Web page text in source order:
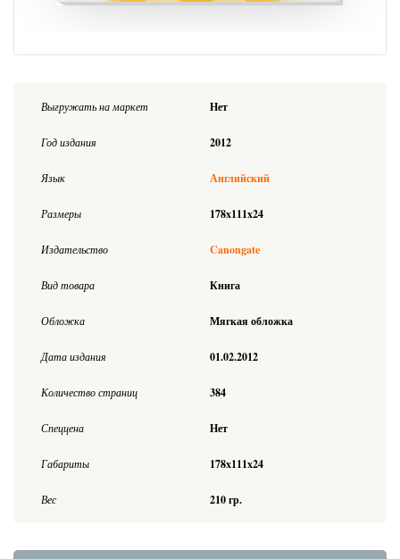
Выгружать на маркет Нет
Год издания 2012
Язык Английский
Размеры 178x111x24
Издательство Canongate
Вид товара Книга
Обложка Мягкая обложка
Дата издания 01.02.2012
Количество страниц 384
Спеццена Нет
Габариты 178x111x24
Вес 210 гр.